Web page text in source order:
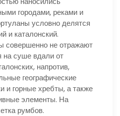
городами, реками и
условно делятся
и каталонский.
совершенно не отражают
на суше вдали от
напротив,
географические
и горные хребты, а также
элементы. На
румбов.